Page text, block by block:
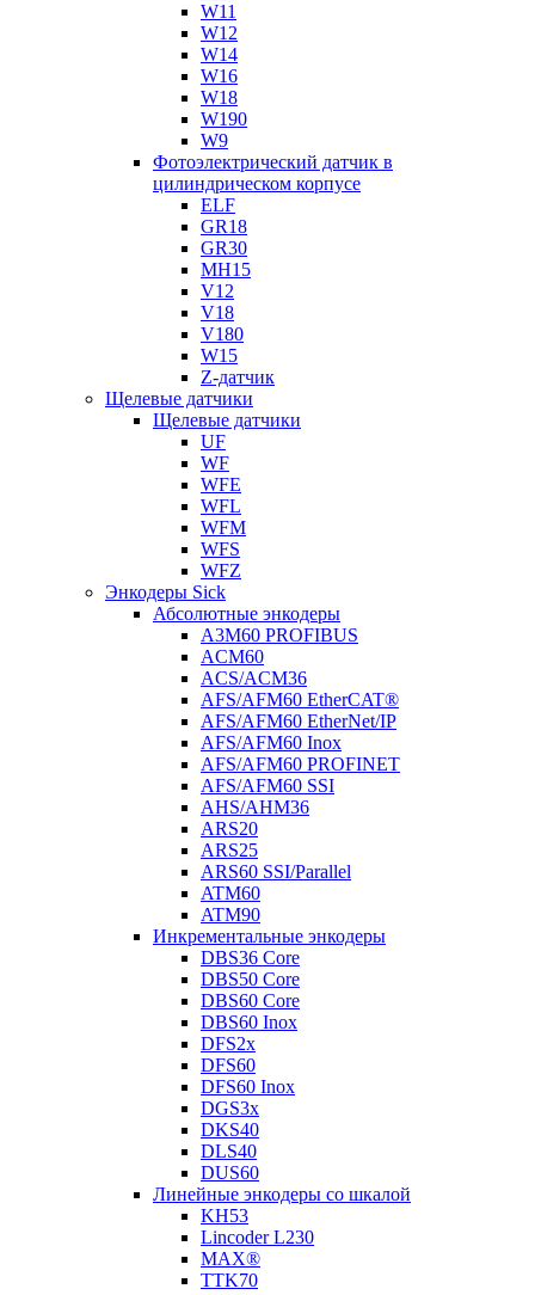
W11
W12
W14
W16
W18
W190
W9
Фотоэлектрический датчик в
цилиндрическом корпусе
ELF
GR18
GR30
MH15
V12
V18
V180
W15
Z-датчик
Щелевые датчики
Щелевые датчики
UF
WF
WFE
WFL
WFM
WFS
WFZ
Энкодеры Sick
Абсолютные энкодеры
A3M60 PROFIBUS
ACM60
ACS/ACM36
AFS/AFM60 EtherCAT®
AFS/AFM60 EtherNet/IP
AFS/AFM60 Inox
AFS/AFM60 PROFINET
AFS/AFM60 SSI
AHS/AHM36
ARS20
ARS25
ARS60 SSI/Parallel
ATM60
ATM90
Инкрементальные энкодеры
DBS36 Core
DBS50 Core
DBS60 Core
DBS60 Inox
DFS2x
DFS60
DFS60 Inox
DGS3x
DKS40
DLS40
DUS60
Линейные энкодеры со шкалой
KH53
Lincoder L230
MAX®
TTK70